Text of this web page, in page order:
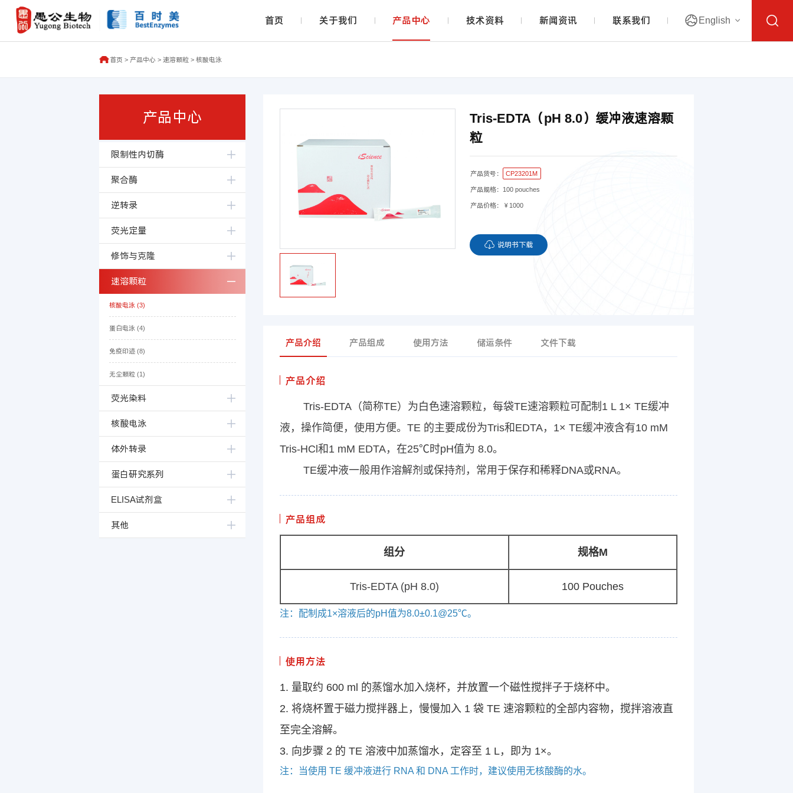
首页 关于我们 产品中心 技术资料 新闻资讯 联系我们 English
首页 > 产品中心 >速溶颗粒 >核酸电泳
产品中心
限制性内切酶
聚合酶
逆转录
荧光定量
修饰与克隆
速溶颗粒
核酸电泳 (3)
蛋白电泳 (4)
免疫印迹 (8)
无尘颗粒 (1)
荧光染料
核酸电泳
体外转录
蛋白研究系列
ELISA试剂盒
其他
Tris-EDTA（pH 8.0）缓冲液速溶颗
粒
产品货号： CP23201M
产品规格： 100 pouches
产品价格： ￥1000
说明书下载
产品介绍 产品组成 使用方法 储运条件 文件下载
产品介绍
Tris-EDTA（简称TE）为白色速溶颗粒，每袋TE速溶颗粒可配制1 L 1× TE缓冲
液，操作简便，使用方便。TE 的主要成份为Tris和EDTA，1× TE缓冲液含有10 mM
Tris-HCl和1 mM EDTA，在25℃时pH值为 8.0。
TE缓冲液一般用作溶解剂或保持剂，常用于保存和稀释DNA或RNA。
产品组成
组分 规格M
Tris-EDTA (pH 8.0) 100 Pouches
注：配制成1×溶液后的pH值为8.0±0.1@25℃。
使用方法
1. 量取约 600 ml 的蒸馏水加入烧杯，并放置一个磁性搅拌子于烧杯中。
2. 将烧杯置于磁力搅拌器上，慢慢加入 1 袋 TE 速溶颗粒的全部内容物，搅拌溶液直
至完全溶解。
3. 向步骤 2 的 TE 溶液中加蒸馏水，定容至 1 L，即为 1×。
注：当使用 TE 缓冲液进行 RNA 和 DNA 工作时，建议使用无核酸酶的水。